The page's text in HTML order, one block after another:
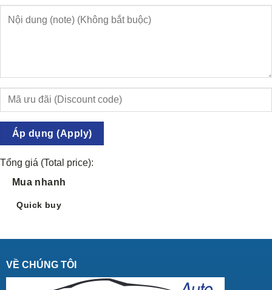
Áp dụng (Apply)
Tổng giá (Total price):
Mua nhanh
Quick buy
VỀ CHÚNG TÔI